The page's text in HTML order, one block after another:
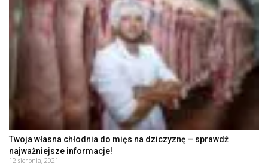
Twoja własna chłodnia do mięs na dziczyznę – sprawdź
najważniejsze informacje!
12 sierpnia, 2021